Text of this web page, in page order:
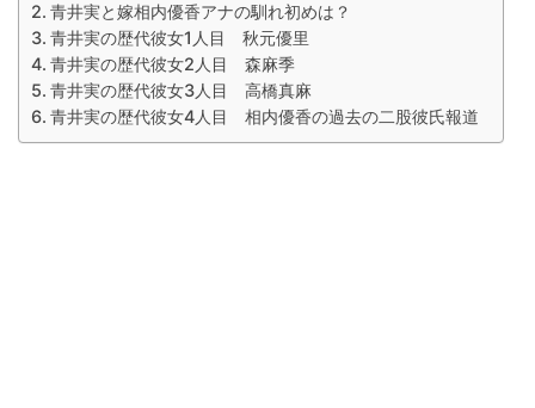
青井実と嫁相内優香アナの馴れ初めは？
青井実の歴代彼女1人目 秋元優里
青井実の歴代彼女2人目 森麻季
青井実の歴代彼女3人目 高橋真麻
青井実の歴代彼女4人目 相内優香の過去の二股彼氏報道